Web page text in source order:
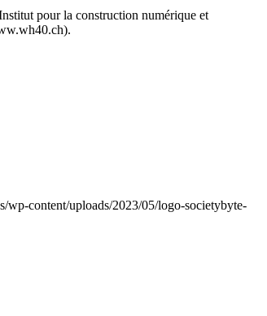
pour la construction numérique et
wp-content/uploads/2023/05/logo-societybyte-